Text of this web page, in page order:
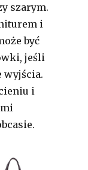
szarym.
i
być
jeśli
wyjścia.
i